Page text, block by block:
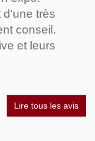
d'une très
conseil.
et leurs
Lire tous les avis